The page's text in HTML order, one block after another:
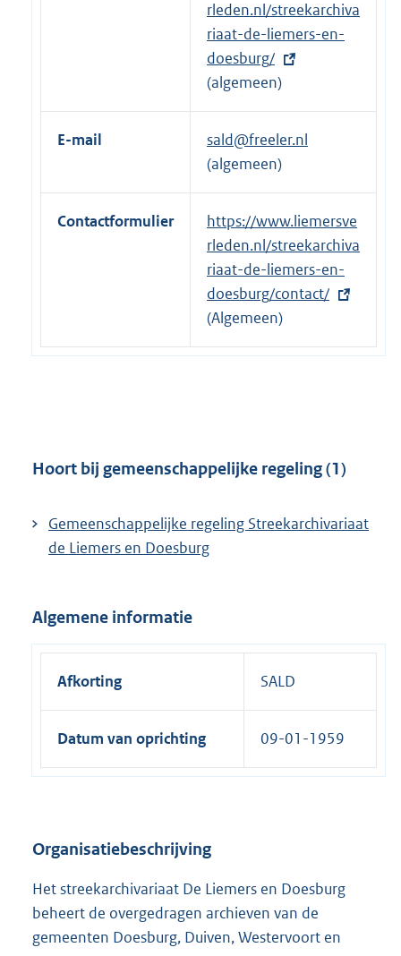
x
t
e
r
n
l
k
:
rleden.nl/streekarchiva
riaat-de-liemers-en-
doesburg/
(algemeen)
E-mail
sald@freeler.nl
(algemeen)
Contactformulier
E
x
t
e
r
n
k
https://www.liemersve
rleden.nl/streekarchiva
riaat-de-liemers-en-
doesburg/contact/
(Algemeen)
Hoort bij gemeenschappelijke regeling (1)
Gemeenschappelijke regeling Streekarchivariaat
de Liemers en Doesburg
Algemene informatie
Afkorting SALD
Datum van oprichting 09-01-1959
Organisatiebeschrijving
Het streekarchivariaat De Liemers en Doesburg
beheert de overgedragen archieven van de
gemeenten Doesburg, Duiven, Westervoort en